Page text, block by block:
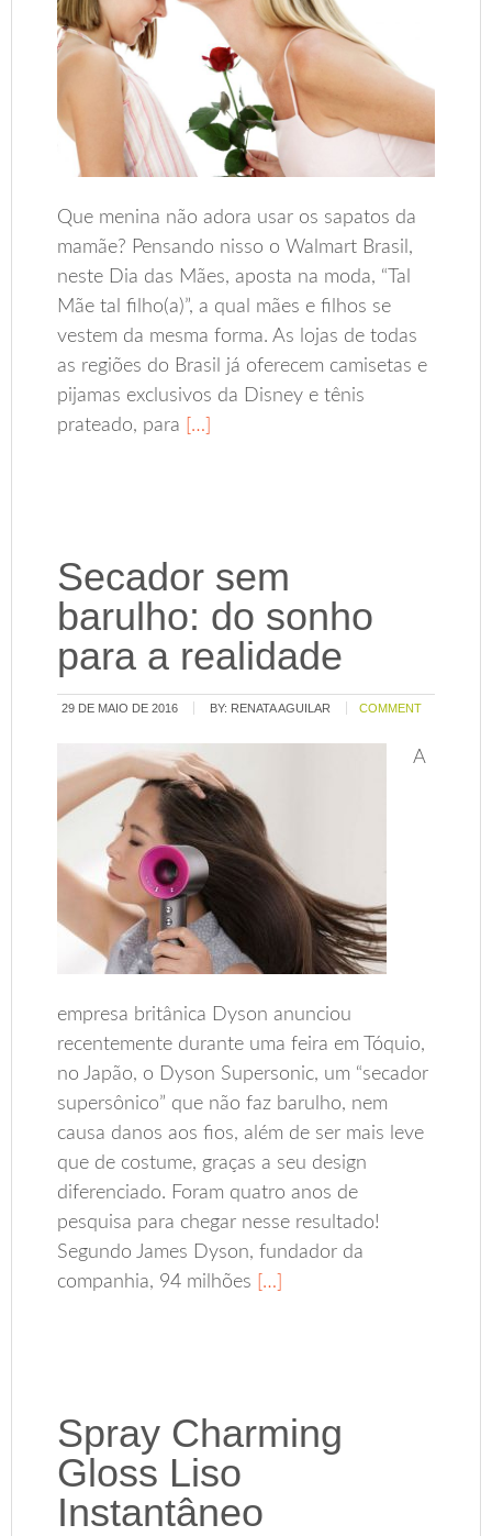
Que menina não adora usar os sapatos da
mamãe? Pensando nisso o Walmart Brasil,
neste Dia das Mães, aposta na moda, “Tal
Mãe tal filho(a)”, a qual mães e filhos se
vestem da mesma forma. As lojas de todas
as regiões do Brasil já oferecem camisetas e
pijamas exclusivos da Disney e tênis
prateado, para […]
Secador sem
barulho: do sonho
para a realidade
29 DE MAIO DE 2016 BY: RENATA AGUILAR COMMENT
A
empresa britânica Dyson anunciou
recentemente durante uma feira em Tóquio,
no Japão, o Dyson Supersonic, um “secador
supersônico” que não faz barulho, nem
causa danos aos fios, além de ser mais leve
que de costume, graças a seu design
diferenciado. Foram quatro anos de
pesquisa para chegar nesse resultado!
Segundo James Dyson, fundador da
companhia, 94 milhões […]
Spray Charming
Gloss Liso
Instantâneo